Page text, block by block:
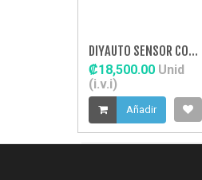
DIYAUTO SENSOR COOLANT
₡18,500.00 Unid
(i.v.i)
Añadir